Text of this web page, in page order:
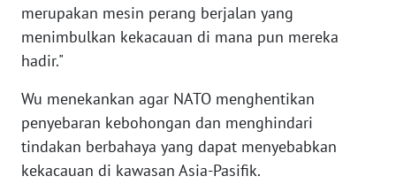
merupakan mesin perang berjalan yang
menimbulkan kekacauan di mana pun mereka
hadir."
Wu menekankan agar NATO menghentikan
penyebaran kebohongan dan menghindari
tindakan berbahaya yang dapat menyebabkan
kekacauan di kawasan Asia-Pasifik.
REDAKSI
KARIR
Wahana
News